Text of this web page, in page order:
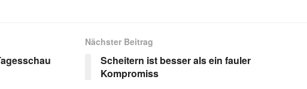
b g
Nächster Beitrag
Scheitern ist besser als ein fauler
Kompromiss